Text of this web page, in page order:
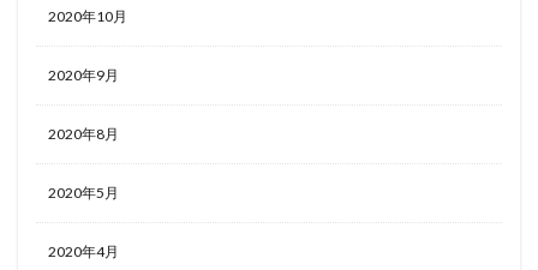
2020年10月
2020年9月
2020年8月
2020年5月
2020年4月